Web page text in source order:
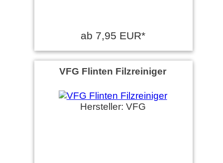
ab 7,95 EUR*
VFG Flinten Filzreiniger
Hersteller: VFG